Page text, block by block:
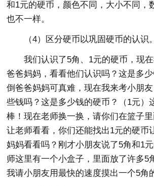
和1元的硬币，颜色不同，大小不同，
也不一样。
（4）区分硬币以巩固硬币的认识。
我们认识了5角、1元的硬币，现
爸爸妈妈，看看他们认识吗？这是多
倒爸爸妈妈可真难，现在我来考小朋
些钱吗？这是多少钱的硬币？（1元）
棒！现在老师换一换，请你们在篮子
让老师看看，你们还能找出1元的硬币
妈妈看看吗？刚才小朋友说了5角和1
师这里有一个小盒子，里面放了许多5
我请小朋友用最快的速度摸出一个5角